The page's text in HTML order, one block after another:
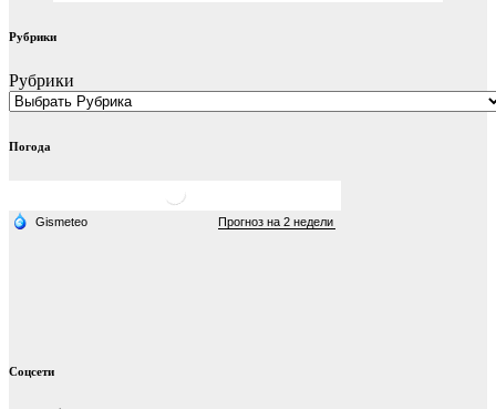
Рубрики
Рубрики
Погода
Соцсети